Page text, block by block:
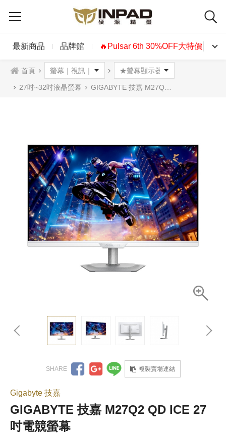
最新商品 品牌館 🔥Pulsar 6th 30%OFF大特價🔥
首頁
27吋~32吋液晶螢幕 GIGABYTE 技嘉 M27Q2 QD ICE 27吋電競螢幕
複製賣場連結
Gigabyte 技嘉
GIGABYTE 技嘉 M27Q2 QD ICE 27
吋電競螢幕